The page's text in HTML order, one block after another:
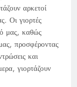
αρκετοί
Οι γιορτές
μας, καθώς
προσφέροντας
και
γιορτάζουν